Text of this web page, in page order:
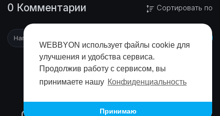
WEBBYON использует файлы cookie для
улучшения и удобства сервиса.
Продолжив работу с сервисом, вы
принимаете нашу Конфиденциальность
Принимаю
0 Комментарии Сортировать по